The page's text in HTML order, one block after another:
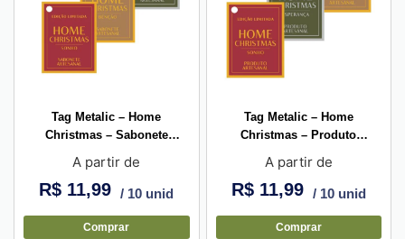
Tag Metalic – Home
Christmas – Sabonete
A partir de
R$ 11,99 / 10 unid
Comprar
Tag Metalic – Home
Christmas – Produto
A partir de
R$11,99 / 10 unid
Comprar